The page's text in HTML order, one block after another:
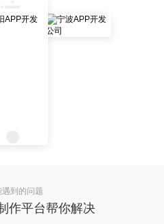
到的问题
作平台帮你解决